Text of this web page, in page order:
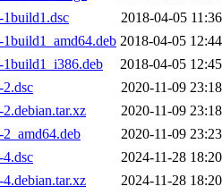
2018-04-05 11:36
2018-04-05 12:44
2018-04-05 12:45
2020-11-09 23:18
2020-11-09 23:18
2020-11-09 23:23
2024-11-28 18:20
2024-11-28 18:20